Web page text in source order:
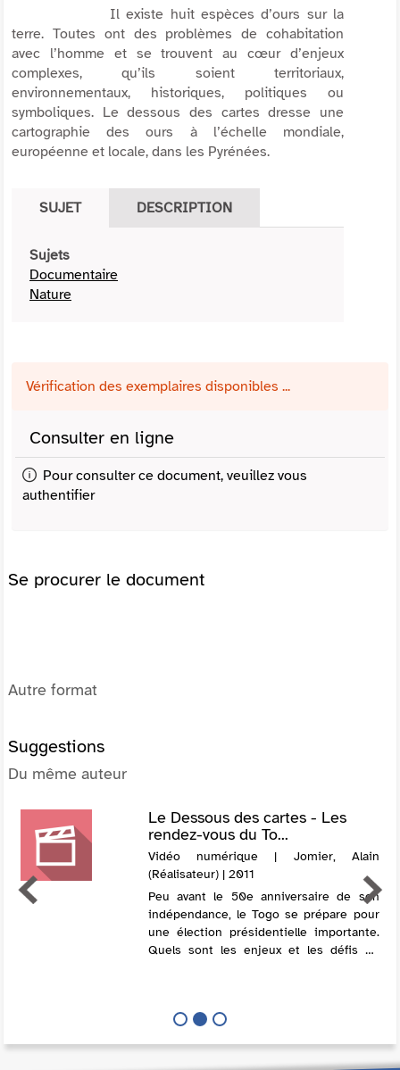
Il existe huit espèces d’ours sur la
terre. Toutes ont des problèmes de cohabitation
avec l’homme et se trouvent au cœur d’enjeux
complexes, qu’ils soient territoriaux,
environnementaux, historiques, politiques ou
symboliques. Le dessous des cartes dresse une
cartographie des ours à l’échelle mondiale,
européenne et locale, dans les Pyrénées.
SUJET DESCRIPTION
Sujets
Documentaire
Nature
Vérification des exemplaires disponibles ...
Consulter en ligne
Pour consulter ce document, veuillez vous
authentifier
Se procurer le document
Autre format
Suggestions
Du même auteur
Le Dessous des cartes - Les
rendez-vous du To...
Vidéo numérique | Jomier, Alain
(Réalisateur) | 2011
Peu avant le 50e anniversaire de son
indépendance, le Togo se prépare pour
une élection présidentielle importante.
Quels sont les enjeux et les défis de